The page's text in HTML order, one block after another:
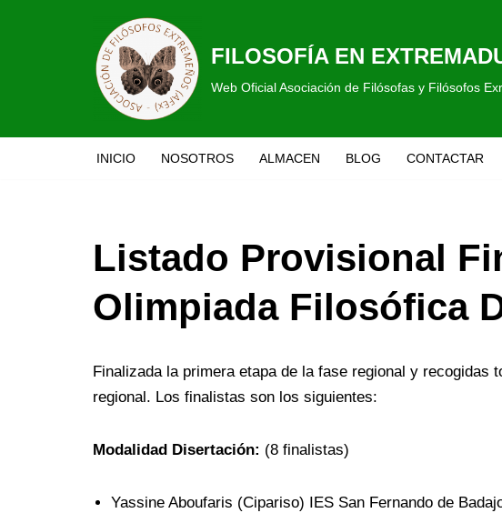
FILOSOFÍA EN
Web Oficial Asociación de Filósofas y Filósofos
INICIO NOSOTROS ALMACEN BLOG CONTACTAR
Listado Provisional
Olimpiada Filosófica
Finalizada la primera etapa de la fase regional y
regional. Los finalistas son los siguientes:
Modalidad Disertación: (8 finalistas)
Yassine Aboufaris (Cipariso) IES San Fernando de